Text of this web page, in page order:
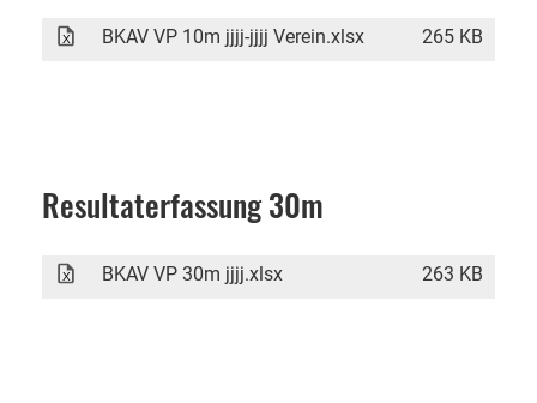
BKAV VP 10m jjjj-jjjj Verein.xlsx 265 KB
Resultaterfassung 30m
BKAV VP 30m jjjj.xlsx 263 KB